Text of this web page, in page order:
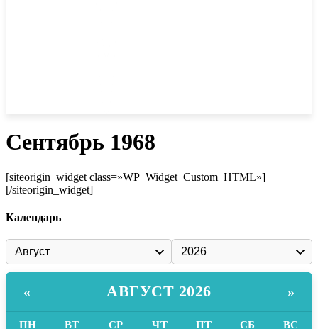
Сентябрь 1968
[siteorigin_widget class=»WP_Widget_Custom_HTML»]
[/siteorigin_widget]
Календарь
« АВГУСТ 2026 »
ПН ВТ СР ЧТ ПТ СБ ВС